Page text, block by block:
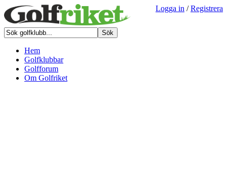
Logga in /Registrera
Hem
Golfklubbar
Golfforum
Om Golfriket